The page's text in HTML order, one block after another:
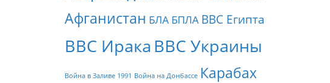
Афганистан БЛА БПЛА ВВС Египта
ВВС Ирака ВВС Украины
Война в Заливе 1991 Война на Донбассе Карабах